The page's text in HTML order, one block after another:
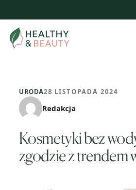
treści
URODA28 LISTOPADA 2024
Redakcja
Kosmetyki bez
zgodzie z trendem